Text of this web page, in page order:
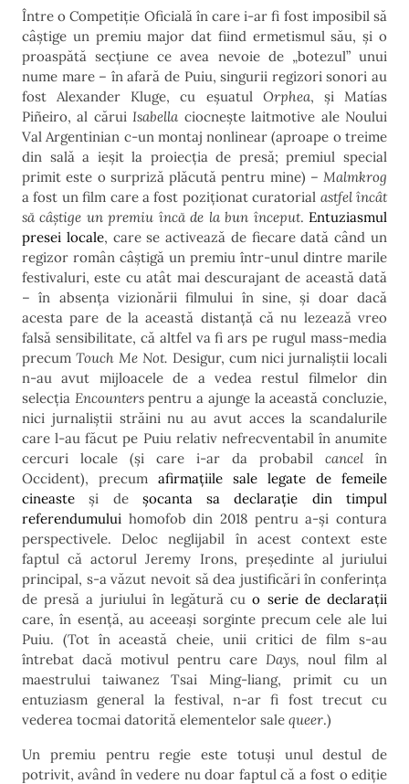
Între o Competiție Oficială în care i-ar fi fost imposibil să
câștige un premiu major dat fiind ermetismul său, și o
proaspătă secțiune ce avea nevoie de „botezul” unui
nume mare – în afară de Puiu, singurii regizori sonori au
fost Alexander Kluge, cu eșuatul Orphea, și Matías
Piñeiro, al căruiIsabella ciocnește laitmotive ale Noului
Val Argentinian c-un montaj nonlinear (aproape o treime
din sală a ieșit la proiecția de presă; premiul special
primit este o surpriză plăcută pentru mine) – Malmkrog
a fost un film care a fost poziționat curatorial astfel încât
să câștige un premiu încă de la bun început. Entuziasmul
presei locale, care se activează de fiecare dată când un
regizor român câștigă un premiu într-unul dintre marile
festivaluri, este cu atât mai descurajant de această dată
– în absența vizionării filmului în sine, și doar dacă
acesta pare de la această distanță că nu lezează vreo
falsă sensibilitate, că altfel va fi ars pe rugul mass-media
precumTouch Me Not. Desigur, cum nici jurnaliștii locali
n-au avut mijloacele de a vedea restul filmelor din
selecția Encounterspentru a ajunge la această concluzie,
nici jurnaliștii străini nu au avut acces la scandalurile
care l-au făcut pe Puiu relativ nefrecventabil în anumite
cercuri locale (și care i-ar da probabil cancel în
Occident), precum afirmațiile sale legate de femeile
cineaste și deșocanta sa declarație din timpul
referendumului homofob din 2018 pentru a-și contura
perspectivele. Deloc neglijabil în acest context este
faptul că actorul Jeremy Irons, președinte al juriului
principal, s-a văzut nevoit să dea justificări în conferința
de presă a juriului în legătură cu o serie de declarații
care, în esență, au aceeași sorginte precum cele ale lui
Puiu. (Tot în această cheie, unii critici de film s-au
întrebat dacă motivul pentru care Days, noul film al
maestrului taiwanez Tsai Ming-liang, primit cu un
entuziasm general la festival, n-ar fi fost trecut cu
vederea tocmai datorită elementelor sale queer.)
Un premiu pentru regie este totuși unul destul de
potrivit, având în vedere nu doar faptul că a fost o ediție